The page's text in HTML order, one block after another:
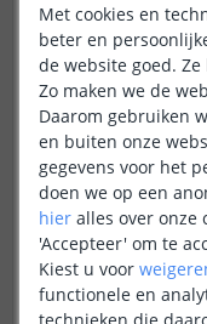
Ledlenser
Oplaadbaar |
(1
OP VOORRAAD
Met cookies en
beter en
de website goed.
Zo maken we de
Daarom gebruiken
en buiten onze
gegevens voor het
doen we op een
hier alles over onze
'Accepteer' om te
Kiest u voor
functionele en
technieken die